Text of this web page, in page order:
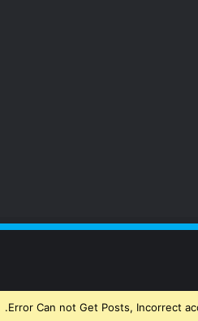
Error Can not Get Posts, Incorrect